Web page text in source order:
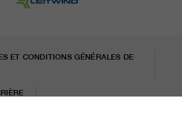
ET CONDITIONS GÉNÉRALES DE